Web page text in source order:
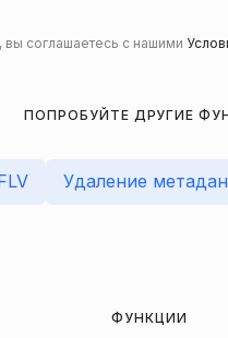
вы соглашаетесь с нашими
ПОПРОБУЙТЕ ДРУГИЕ
Удаление
ФУНКЦИИ